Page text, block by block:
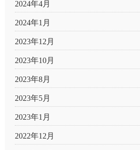
2024年4月
2024年1月
2023年12月
2023年10月
2023年8月
2023年5月
2023年1月
2022年12月